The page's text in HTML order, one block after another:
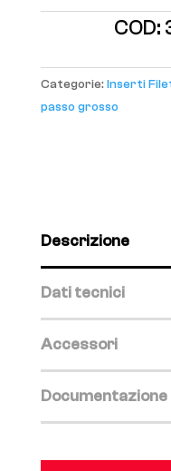
COD:
Categorie: Inserti
passo grosso
Descrizione
Dati tecnici
Accessori
Documentazione